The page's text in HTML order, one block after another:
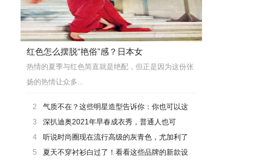
红色怎么摆脱“艳俗”感？日本女
热情的夏季与红色简直就是绝配，但正是因为这份张
扬的热情让众多...
2
气质不在？这些明星造型告诉你：你也可以这
3
深扒迪奥2021年早春成衣秀，普通人也可
4
听说时尚圈现在流行高级的灰青色，尤加利了
5
夏天不穿衬衫白过了！看看这些品牌的新款设